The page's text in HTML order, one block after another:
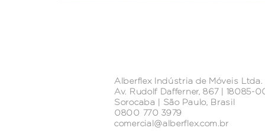
Alberflex Indústria de Móveis Ltda.
Av. Rudolf Dafferner, 867 | 18085-
Sorocaba | São Paulo, Brasil
0800 770 3979
comercial@alberflex.com.br